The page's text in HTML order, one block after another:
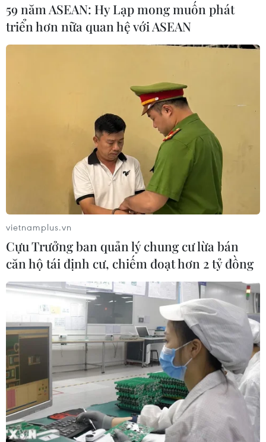
TIN CÙNG CHUYÊN MỤC
Áp thấp nhiệt đới đã suy yếu thành
một vùng áp thấp
08/08/2026 14:19
Trung Quốc nâng mức ứng phó khẩn
cấp với bão Dolphin
08/08/2026 07:10
59 năm ASEAN: Hy Lạp mong muốn phát
triển hơn nữa quan hệ với ASEAN
vietnamplus.vn
Cựu Trưởng ban quản lý chung cư lừa bán
căn hộ tái định cư, chiếm đoạt hơn 2 tỷ đồng